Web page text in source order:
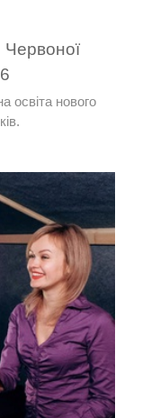
Червоної
освіта нового